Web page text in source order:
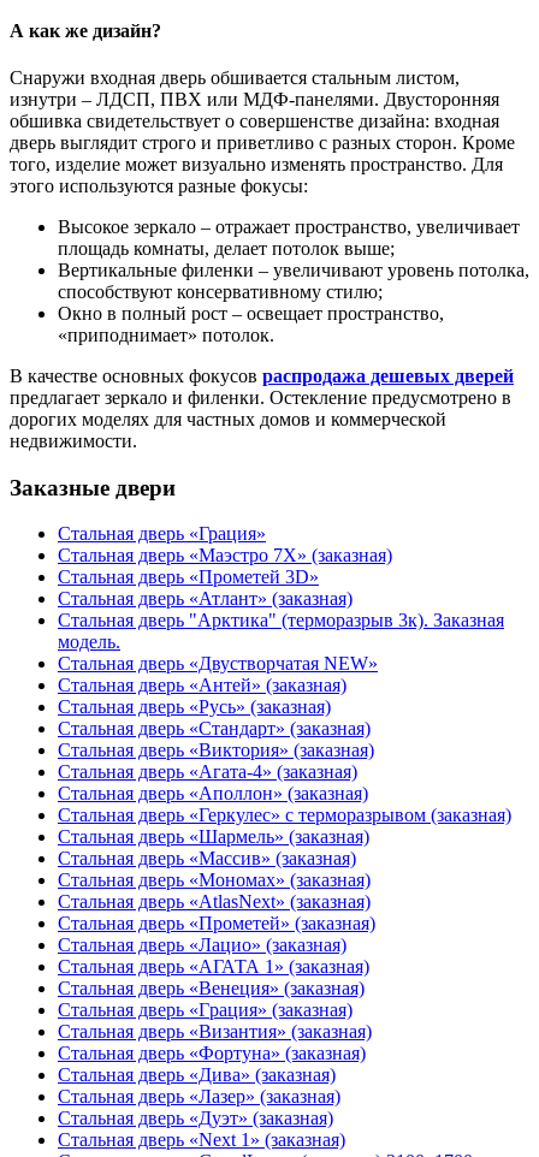
А как же дизайн?
Снаружи входная дверь обшивается стальным листом,
изнутри – ЛДСП, ПВХ или МДФ-панелями. Двусторонняя
обшивка свидетельствует о совершенстве дизайна: входная
дверь выглядит строго и приветливо с разных сторон. Кроме
того, изделие может визуально изменять пространство. Для
этого используются разные фокусы:
Высокое зеркало – отражает пространство, увеличивает
площадь комнаты, делает потолок выше;
Вертикальные филенки – увеличивают уровень потолка,
способствуют консервативному стилю;
Окно в полный рост – освещает пространство,
«приподнимает» потолок.
В качестве основных фокусов распродажа дешевых дверей
предлагает зеркало и филенки. Остекление предусмотрено в
дорогих моделях для частных домов и коммерческой
недвижимости.
Заказные двери
Стальная дверь «Грация»
Стальная дверь «Маэстро 7Х» (заказная)
Стальная дверь «Прометей 3D»
Стальная дверь «Атлант» (заказная)
Стальная дверь "Арктика" (терморазрыв 3к). Заказная
модель.
Стальная дверь «Двустворчатая NEW»
Стальная дверь «Антей» (заказная)
Стальная дверь «Русь» (заказная)
Стальная дверь «Стандарт» (заказная)
Стальная дверь «Виктория» (заказная)
Стальная дверь «Агата-4» (заказная)
Стальная дверь «Аполлон» (заказная)
Стальная дверь «Геркулес» с терморазрывом (заказная)
Стальная дверь «Шармель» (заказная)
Стальная дверь «Массив» (заказная)
Стальная дверь «Мономах» (заказная)
Стальная дверь «AtlasNext» (заказная)
Стальная дверь «Прометей» (заказная)
Стальная дверь «Лацио» (заказная)
Стальная дверь «АГАТА 1» (заказная)
Стальная дверь «Венеция» (заказная)
Стальная дверь «Гpация» (заказная)
Стальная дверь «Византия» (заказная)
Стальная дверь «Фортуна» (заказная)
Стальная дверь «Дива» (заказная)
Стальная дверь «Лазер» (заказная)
Стальная дверь «Дуэт» (заказная)
Стальная дверь «Next 1» (заказная)